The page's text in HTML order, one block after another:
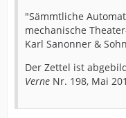
"Sämmtliche
mechanische
Karl Sanonner &
Der Zettel ist
Verne Nr. 198, Mai